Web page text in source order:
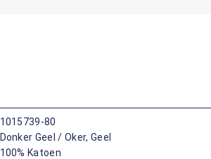
1015739-80
Donker Geel / Oker, Geel
100% Katoen